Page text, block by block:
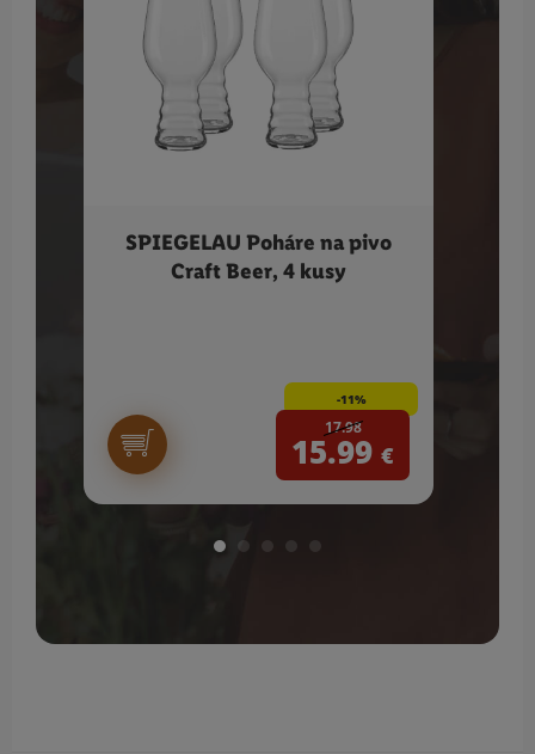
SPIEGELAU Poháre na pivo
Craft Beer, 4 kusy
-11%
17.98
15.99 €